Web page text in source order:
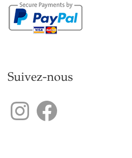
Suivez-nous
Instagram Facebook